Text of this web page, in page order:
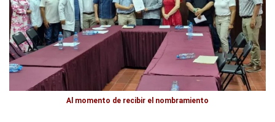
Al momento de recibir el nombramiento